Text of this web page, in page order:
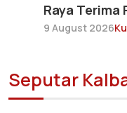
Raya Terima
9 August 2026
Seputar